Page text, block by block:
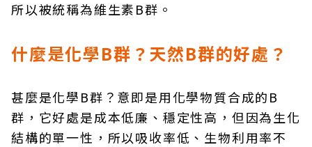
所以被統稱為維生素B群。
什麼是化學B群？天然B群的好處？
甚麼是化學B群？意即是用化學物質合成的B
群，它好處是成本低廉、穩定性高，但因為生化
結構的單一性，所以吸收率低、生物利用率不